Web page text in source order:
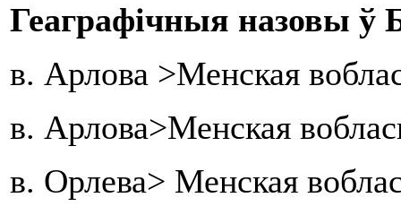
Геаграфічныя назовы ў
в. Арлова >Менская
в. Арлова>Менская
в. Орлева> Менская